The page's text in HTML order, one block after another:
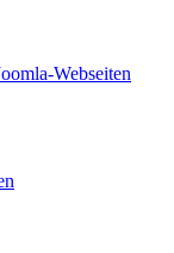
Webseiten